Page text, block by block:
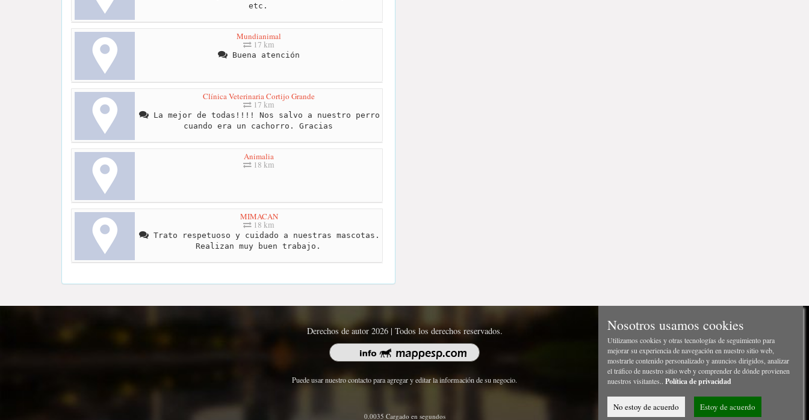
etc.
Mundianimal
17 km
Buena atención
Clínica Veterinaria Cortijo Grande
17 km
La mejor de todas!!!! Nos salvo a nuestro perro
cuando era un cachorro. Gracias
Animalia
18 km
MIMACAN
18 km
Trato respetuoso y cuidado a nuestras mascotas.
Realizan muy buen trabajo.
Derechos de autor 2026 | Todos los derechos reservados.
Puede usar nuestro contacto para agregar y editar la información de su negocio.
0.0035 Cargado en segundos
Nosotros usamos cookies
Utilizamos cookies y otras tecnologías de seguimiento para
mejorar su experiencia de navegación en nuestro sitio web,
mostrarle contenido personalizado y anuncios dirigidos, analizar
el tráfico de nuestro sitio web y comprender de dónde provienen
nuestros visitantes.. Política de privacidad
No estoy de acuerdo Estoy de acuerdo